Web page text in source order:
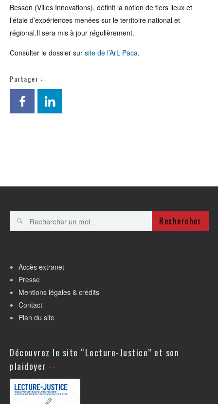
Besson (Villes Innovations), définit la notion de tiers lieux et
l’étaie d’expériences menées sur le territoire national et
régional.Il sera mis à jour régulièrement.
Consulter le dossier sur site de l’ArL Paca.
Partager :
Rechercher
Accès extranet
Presse
Mentions légales & crédits
Contact
Plan du site
Découvrez le site “Lecture-Justice” et son
plaidoyer